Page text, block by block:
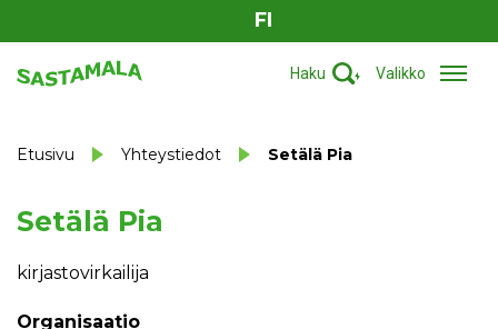
FI
Haku Valikko
Etusivu Yhteystiedot Setälä Pia
Setälä Pia
kirjastovirkailija
Organisaatio